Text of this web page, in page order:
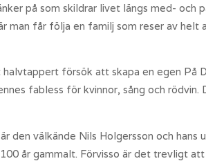
på som skildrar livet längs med- och
man får följa en familj som reser av helt
försök att skapa en egen På
fabless för kvinnor, sång och rödvin.
den välkände Nils Holgersson och hans
år gammalt. Förvisso är det trevligt